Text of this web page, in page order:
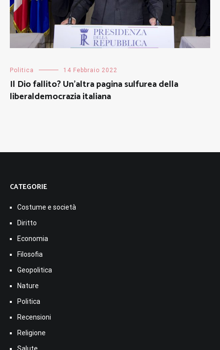
Politica 14 Febbraio 2022
Il Dio fallito? Un’altra pagina sulfurea della
liberaldemocrazia italiana
CATEGORIE
Costume e società
Diritto
Economia
Filosofia
Geopolitica
Nature
Politica
Recensioni
Religione